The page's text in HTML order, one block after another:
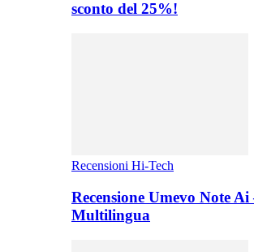
sconto del 25%!
Recensioni Hi-Tech
Recensione Umevo Note
Multilingua